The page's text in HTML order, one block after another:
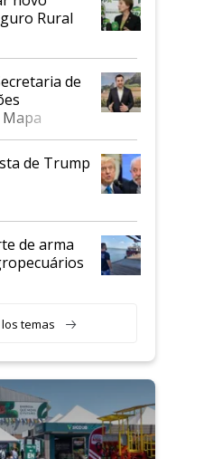
Rural
de
de Trump
de arma
temas